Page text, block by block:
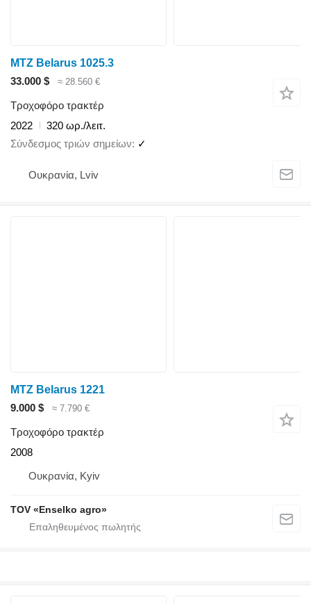
MTZ Belarus 1025.3
33.000 $
≈ 28.560 €
Τροχοφόρο τρακτέρ
2022
320 ωρ./λειτ.
Σύνδεσμος τριών σημείων
✓
Ουκρανία, Lviv
MTZ Belarus 1221
9.000 $
≈ 7.790 €
Τροχοφόρο τρακτέρ
2008
Ουκρανία, Kyiv
TOV «Enselko agro»